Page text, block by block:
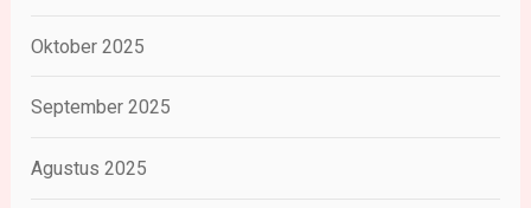
Oktober 2025
September 2025
Agustus 2025